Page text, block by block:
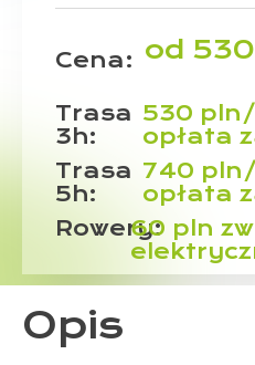
Cena: od
Trasa
3h:
530
opłata
Trasa
5h:
740
opłata
Rowery:60 pln
Opis